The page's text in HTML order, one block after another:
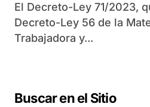
El Decreto-Ley 71/2023, que modifica el
Decreto-Ley 56 de la
Trabajadora y...
Buscar en el Sitio